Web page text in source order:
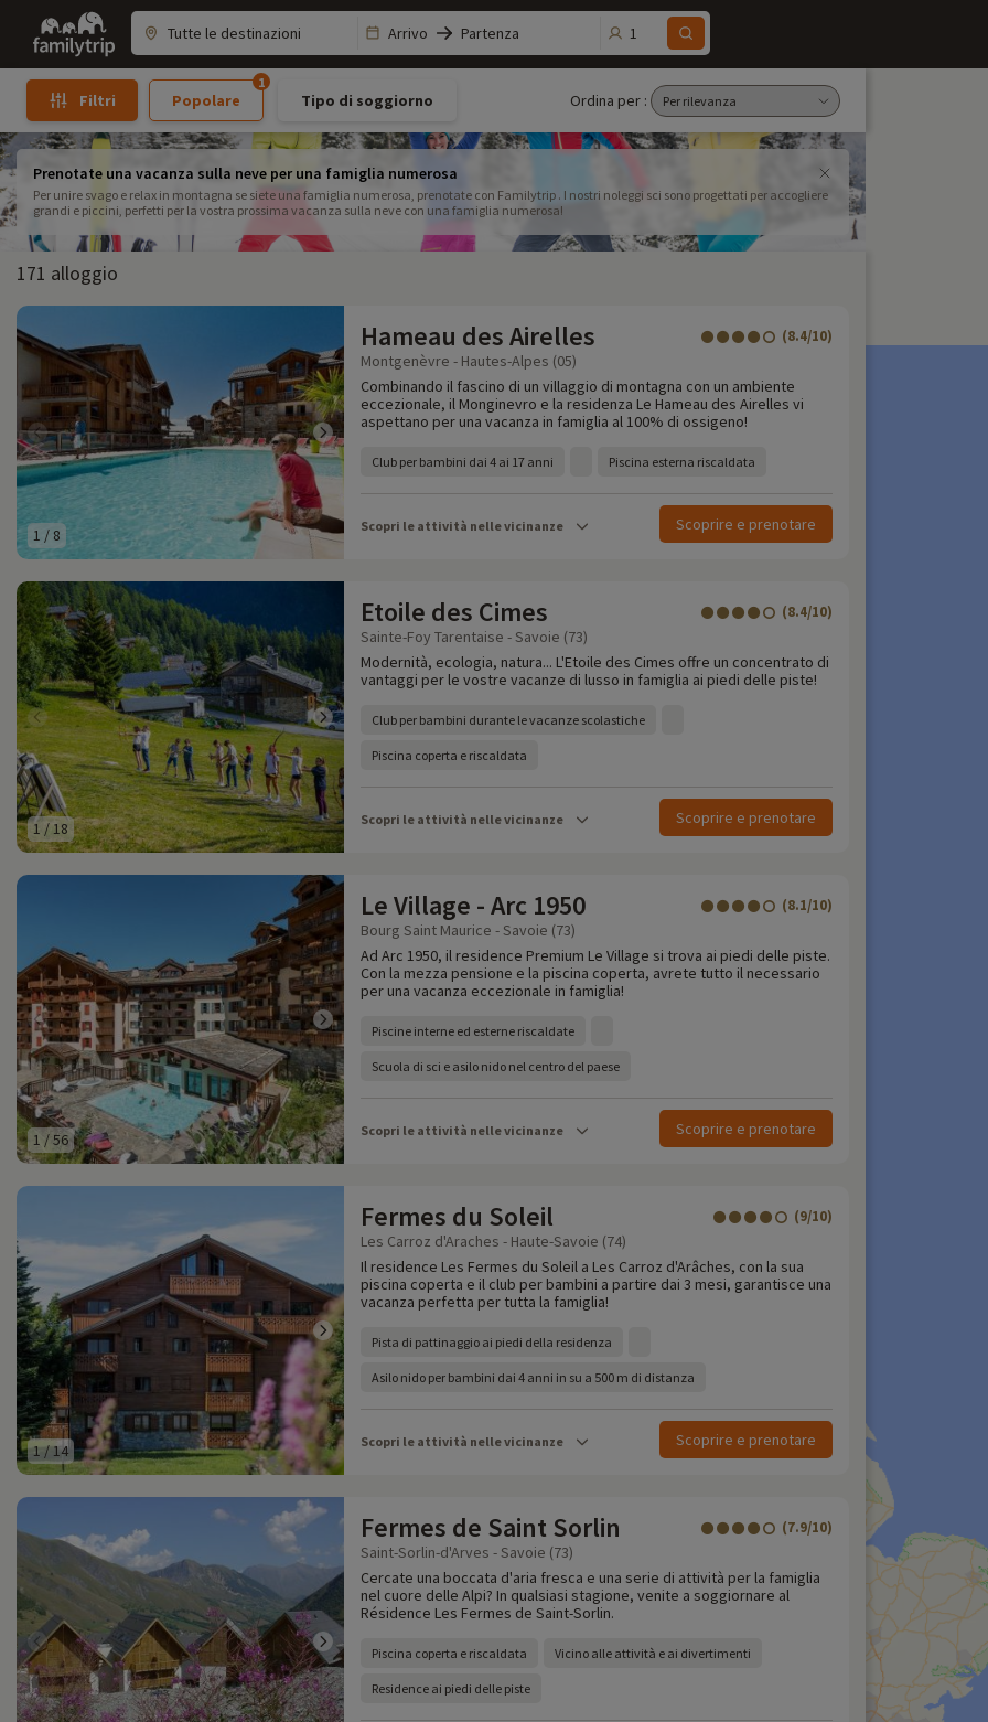
Family
trip
Arrivo Partenza 1
Filtri Popolare
1
Tipo di soggiorno Ordina per :
Prenotate una vacanza sulla neve per una famiglia numerosa
Per unire svago e relax in montagna se siete una famiglia numerosa, prenotate con Familytrip . I nostri noleggi sci sono progettati per accogliere
grandi e piccini, perfetti per la vostra prossima vacanza sulla neve con una famiglia numerosa!
171 alloggio
1 / 8
Hameau des Airelles (8.4/10)
Montgenèvre - Hautes-Alpes (05)
Combinando il fascino di un villaggio di montagna con un ambiente
eccezionale, il Monginevro e la residenza Le Hameau des Airelles vi
aspettano per una vacanza in famiglia al 100% di ossigeno!
Club per bambini dai 4 ai 17 anni Piscina esterna riscaldata
Scopri le attività nelle vicinanze Scoprire e prenotare
1 /18
Etoile des Cimes (8.4/10)
Sainte-Foy Tarentaise - Savoie (73)
Modernità, ecologia, natura... L'Etoile des Cimes offre un concentrato di
vantaggi per le vostre vacanze di lusso in famiglia ai piedi delle piste!
Club per bambini durante le vacanze scolastiche
Piscina coperta e riscaldata
Scopri le attività nelle vicinanze Scoprire e prenotare
1 /56
Le Village - Arc 1950 (8.1/10)
Bourg Saint Maurice - Savoie (73)
Ad Arc 1950, il residence Premium Le Village si trova ai piedi delle piste.
Con la mezza pensione e la piscina coperta, avrete tutto il necessario
per una vacanza eccezionale in famiglia!
Piscine interne ed esterne riscaldate
Scuola di sci e asilo nido nel centro del paese
Scopri le attività nelle vicinanze Scoprire e prenotare
1/14
Fermes du Soleil (9/10)
Les Carroz d'Araches - Haute-Savoie (74)
Il residence Les Fermes du Soleil a Les Carroz d'Arâches, con la sua
piscina coperta e il club per bambini a partire dai 3 mesi, garantisce una
vacanza perfetta per tutta la famiglia!
Pista di pattinaggio ai piedi della residenza
Asilo nido per bambini dai 4 anni in su a 500 m di distanza
Scopri le attività nelle vicinanze Scoprire e prenotare
Fermes de Saint Sorlin (7.9/10)
Saint-Sorlin-d'Arves - Savoie (73)
Cercate una boccata d'aria fresca e una serie di attività per la famiglia
nel cuore delle Alpi? In qualsiasi stagione, venite a soggiornare al
Résidence Les Fermes de Saint-Sorlin.
Piscina coperta e riscaldata Vicino alle attività e ai divertimenti
Residence ai piedi delle piste